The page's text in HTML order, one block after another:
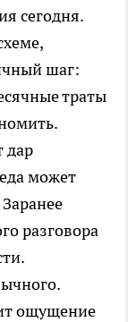
сегодня.
шаг:
траты
дар
может
разговора
ощущение